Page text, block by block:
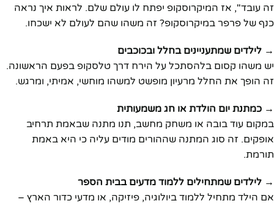
זה עובד", אז המיקרוסקופ יפתח לו עולם שלם. לראות איך נראה
כנף של פרפר במיקרוסקופ? זה משהו שהם לעולם לא ישכחו.
→ לילדים שמתעניינים בחלל ובכוכבים
יש משהו קסום בלהסתכל על הירח דרך טלסקופ בפעם הראשונה.
זה הופך את החלל מרעיון מופשט למשהו מוחשי, אמיתי, ומרגש.
→ כמתנת יום הולדת או חג משמעותית
במקום עוד בובה או משחק מחשב, תנו מתנה שבאמת תרחיב
אופקים. זה סוג המתנה שההורים מודים עליה כי היא באמת
תורמת.
→ לילדים שמתחילים ללמוד מדעים בבית הספר
אם הילד מתחיל ללמוד ביולוגיה, פיזיקה, או מדעי כדור הארץ –